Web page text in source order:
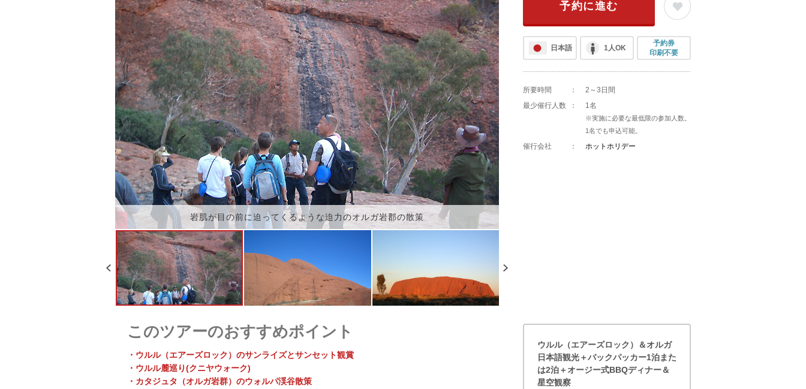
岩肌が目の前に迫ってくるような迫力のオルガ岩郡の散策
予約に進む
日本語 1人OK
予約券
印刷不要
所要時間 ：
2～3日間
最少催行人数
： 1名
※実施に必要な最低限の参加人数。
1名でも申込可能。
催行会社 ： ホットホリデー
このツアーのおすすめポイント
・ウルル（エアーズロック）のサンライズとサンセット観賞
・ウルル麓巡り(クニヤウォーク)
・カタジュタ（オルガ岩群）のウォルパ渓谷散策
ウルル（エアーズロック）＆オルガ
日本語観光＋バックパッカー1泊また
は2泊＋オージー式BBQディナー＆
星空観察